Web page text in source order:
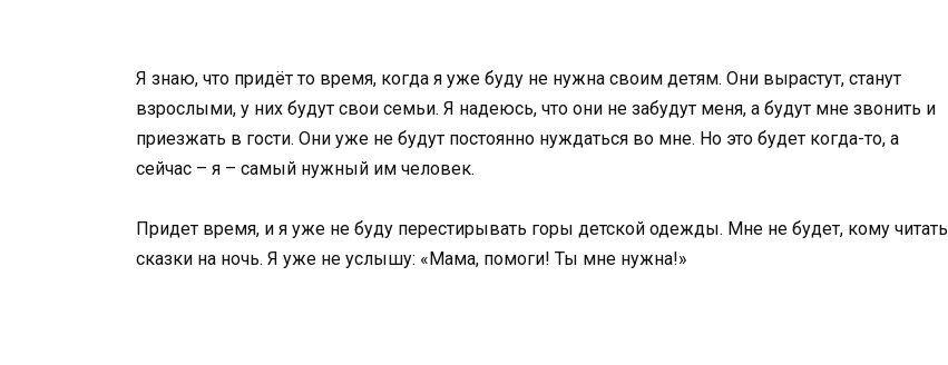
Я знаю, что придёт то время, когда я уже буду не нужна своим детям. Они вырастут, станут
взрослыми, у них будут свои семьи. Я надеюсь, что они не забудут меня, а будут мне звонить и
приезжать в гости. Они уже не будут постоянно нуждаться во мне. Но это будет когда-то, а
сейчас – я – самый нужный им человек.
Придет время, и я уже не буду перестирывать горы детской одежды. Мне не будет, кому читать
сказки на ночь. Я уже не услышу: «Мама, помоги! Ты мне нужна!»